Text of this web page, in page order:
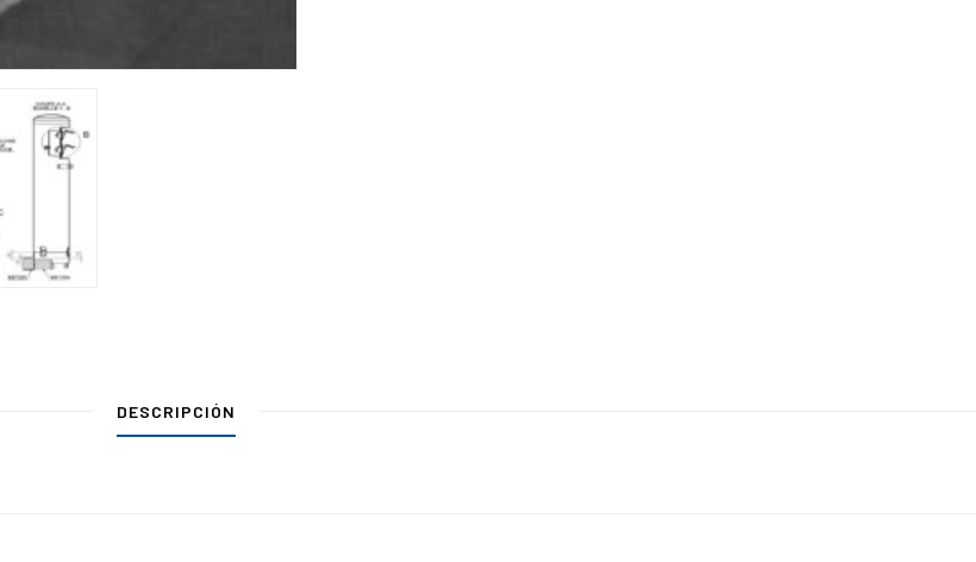
DESCRIPCIÓN